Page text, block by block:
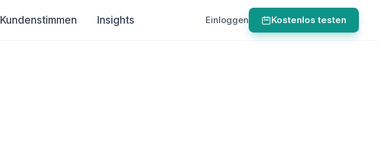
Kundenstimmen Insights Einloggen Kostenlos testen